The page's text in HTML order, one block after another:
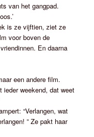
van het gangpad.
is ze vijftien, ziet ze
voor boven de
En daarna
een andere film.
ieder weekend, dat weet
“Verlangen, wat
” Ze pakt haar